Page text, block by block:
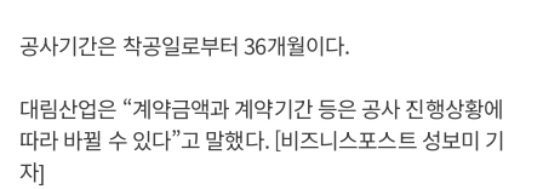
공사기간은 착공일로부터 36개월이다.
대림산업은 “계약금액과 계약기간 등은 공사 진행상황에
따라 바뀔 수 있다”고 말했다. [비즈니스포스트 성보미 기
자]